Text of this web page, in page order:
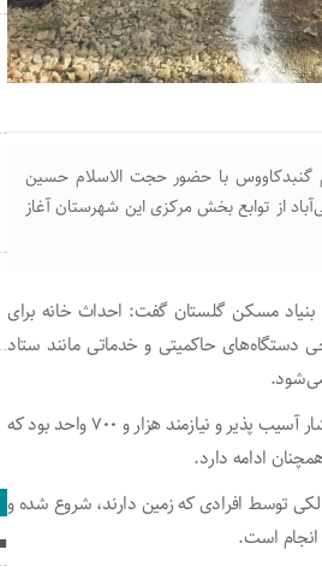
و محروم گنبدکاووس با حضور حجت الاسلام حسین
از توابع بخش مرکزی این شهرستان آغاز
بنیاد مسکن گلستان گفت: احداث خانه برای
حاکمیتی و خدماتی مانند ستاد
می‌شود.
سیدمحمد حسینی افزود: سهم گلستان برای ساخت مسکن حمایتی ویژه اقشار آسیب پذیر و نیازمند هزار و ۷۰۰ واحد بود که
ادامه دارد.
توسط افرادی که زمین دارند، شروع شده و